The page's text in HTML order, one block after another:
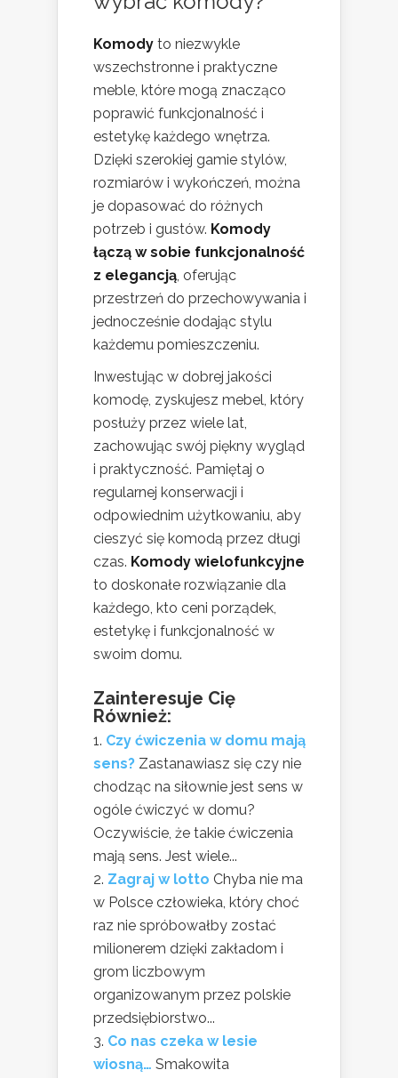
Komody to niezwykle
wszechstronne i praktyczne
meble, które mogą znacząco
poprawić funkcjonalność i
estetykę każdego wnętrza.
Dzięki szerokiej gamie stylów,
rozmiarów i wykończeń, można
je dopasować do różnych
potrzeb i gustów. Komody
łączą w sobie funkcjonalność
z elegancją, oferując
przestrzeń do przechowywania i
jednocześnie dodając stylu
każdemu pomieszczeniu.
Inwestując w dobrej jakości
komodę, zyskujesz mebel, który
posłuży przez wiele lat,
zachowując swój piękny wygląd
i praktyczność. Pamiętaj o
regularnej konserwacji i
odpowiednim użytkowaniu, aby
cieszyć się komodą przez długi
czas. Komody wielofunkcyjne
to doskonałe rozwiązanie dla
każdego, kto ceni porządek,
estetykę i funkcjonalność w
swoim domu.
Zainteresuje Cię
Również:
Czy ćwiczenia w domu mają
sens? Zastanawiasz się czy nie
chodząc na siłownie jest sens w
ogóle ćwiczyć w domu?
Oczywiście, że takie ćwiczenia
mają sens. Jest wiele...
Zagraj w lotto Chyba nie ma
w Polsce człowieka, który choć
raz nie spróbowałby zostać
milionerem dzięki zakładom i
grom liczbowym
organizowanym przez polskie
przedsiębiorstwo...
Co nas czeka w lesie
wiosną… Smakowita